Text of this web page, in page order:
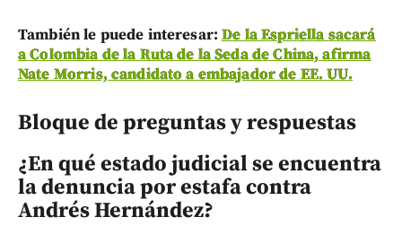
También le puede interesar:De la Espriella sacará
a Colombia de la Ruta de la Seda de China, afirma
Nate Morris, candidato a embajador de EE. UU.
Bloque de preguntas y respuestas
¿En qué estado judicial se encuentra
la denuncia por estafa contra
Andrés Hernández?